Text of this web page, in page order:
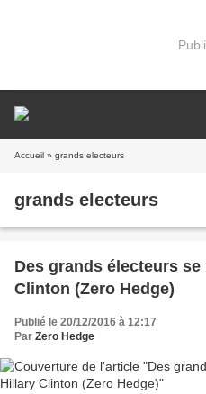
Accueil » grands electeurs
grands electeurs
Des grands électeurs
Clinton (Zero Hedge)
Publié le 20/12/2016 à 12:17
Par Zero Hedge